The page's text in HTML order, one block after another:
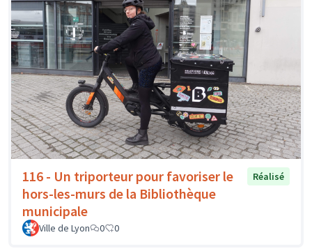
116 - Un triporteur pour favoriser le
hors-les-murs de la Bibliothèque
municipale
Réalisé
Ville de Lyon 0 0